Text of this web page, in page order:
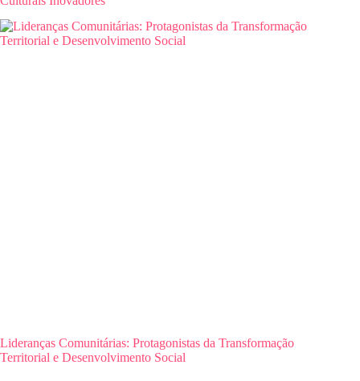
Lideranças Comunitárias: Protagonistas da Transformação
Territorial e Desenvolvimento Social